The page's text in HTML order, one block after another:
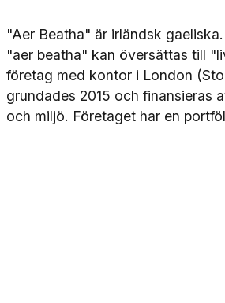
"Aer Beatha" är irländsk
"aer beatha" kan översättas till
företag med kontor i London
grundades 2015 och finansieras
och miljö. Företaget har en